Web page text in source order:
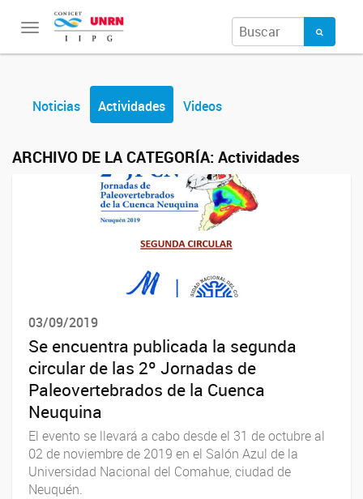
Toggle
navigation
Noticias Actividades Videos
ARCHIVO DE LA CATEGORÍA: Actividades
03/09/2019
Se encuentra publicada la segunda
circular de las 2º Jornadas de
Paleovertebrados de la Cuenca
Neuquina
El evento se llevará a cabo desde el 31 de octubre al
02 de noviembre de 2019 en el Salón Azul de la
Universidad Nacional del Comahue, ciudad de
Neuquén.